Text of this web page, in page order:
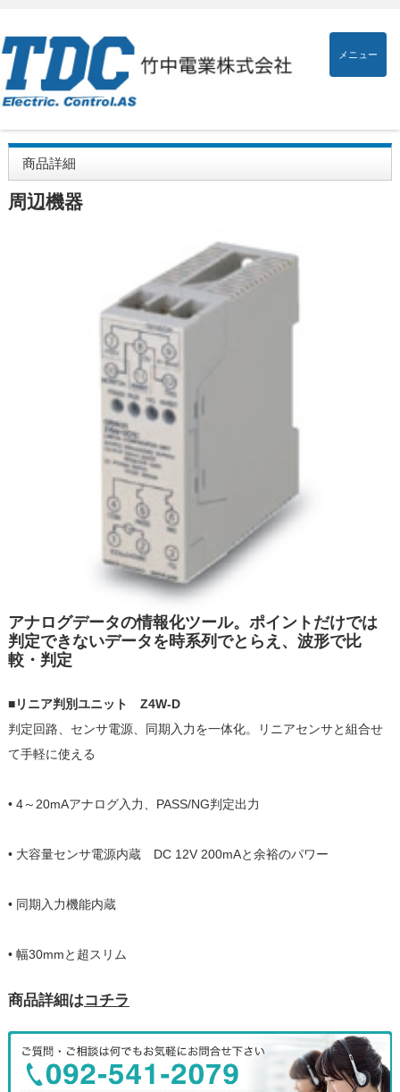
メニュー
商品詳細
周辺機器
アナログデータの情報化ツール。ポイントだけでは
判定できないデータを時系列でとらえ、波形で比
較・判定
■リニア判別ユニット Z4W-D
判定回路、センサ電源、同期入力を一体化。リニアセンサと組合せ
て手軽に使える
• 4～20mAアナログ入力、PASS/NG判定出力
• 大容量センサ電源内蔵 DC 12V 200mAと余裕のパワー
• 同期入力機能内蔵
• 幅30mmと超スリム
商品詳細はコチラ